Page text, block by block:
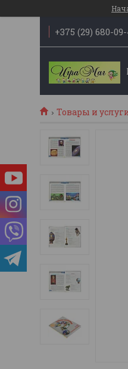
+375 (29) 680-
Товары и